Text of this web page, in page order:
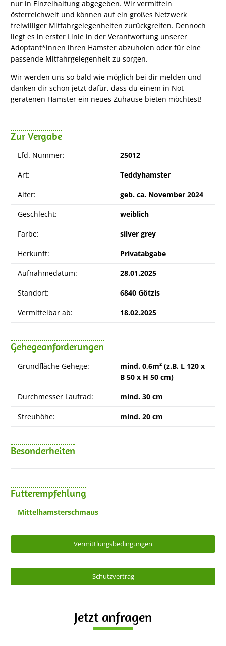
nur in Einzelhaltung abgegeben. Wir vermitteln
österreichweit und können auf ein großes Netzwerk
freiwilliger Mitfahrgelegenheiten zurückgreifen. Dennoch
liegt es in erster Linie in der Verantwortung unserer
Adoptant*innen ihren Hamster abzuholen oder für eine
passende Mitfahrgelegenheit zu sorgen.
Wir werden uns so bald wie möglich bei dir melden und
danken dir schon jetzt dafür, dass du einem in Not
geratenen Hamster ein neues Zuhause bieten möchtest!
Zur Vergabe
Lfd. Nummer: 25012
Art: Teddyhamster
Alter: geb. ca. November 2024
Geschlecht: weiblich
Farbe: silver grey
Herkunft: Privatabgabe
Aufnahmedatum: 28.01.2025
Standort: 6840 Götzis
Vermittelbar ab: 18.02.2025
Gehegeanforderungen
Grundfläche Gehege:
mind. 0,6m² (z.B. L 120 x
B 50 x H 50 cm)
Durchmesser Laufrad: mind. 30 cm
Streuhöhe: mind. 20 cm
Besonderheiten
Futterempfehlung
Mittelhamsterschmaus
Vermittlungsbedingungen
Schutzvertrag
Jetzt anfragen